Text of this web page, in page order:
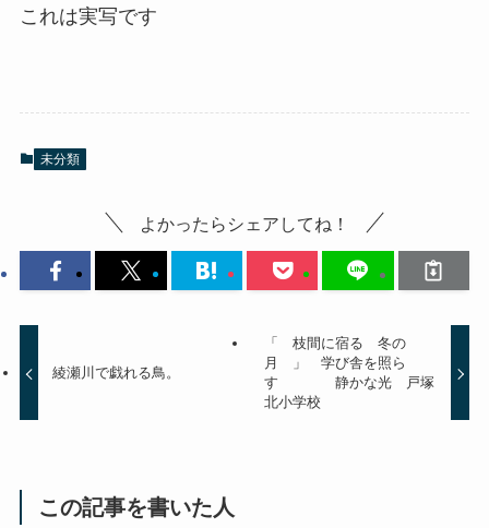
これは実写です
未分類
よかったらシェアしてね！
綾瀬川で戯れる鳥。
「 枝間に宿る 冬の
月 」 学び舎を照ら
す 静かな光 戸塚
北小学校
この記事を書いた人